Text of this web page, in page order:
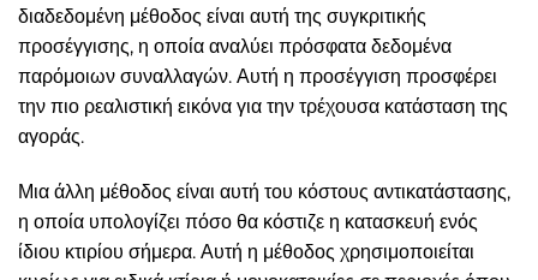
διαδεδομένη μέθοδος είναι αυτή της συγκριτικής
προσέγγισης, η οποία αναλύει πρόσφατα δεδομένα
παρόμοιων συναλλαγών. Αυτή η προσέγγιση προσφέρει
την πιο ρεαλιστική εικόνα για την τρέχουσα κατάσταση της
αγοράς.
Μια άλλη μέθοδος είναι αυτή του κόστους αντικατάστασης,
η οποία υπολογίζει πόσο θα κόστιζε η κατασκευή ενός
ίδιου κτιρίου σήμερα. Αυτή η μέθοδος χρησιμοποιείται